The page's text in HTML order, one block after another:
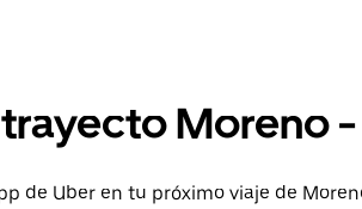
Moreno
de Uber en tu próximo viaje de